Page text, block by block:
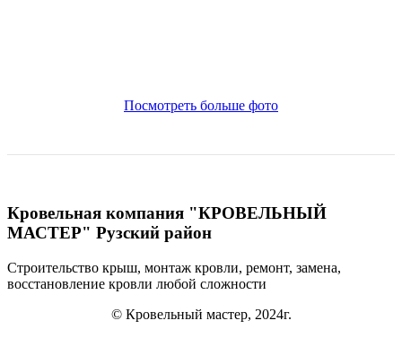
Посмотреть больше фото
Кровельная компания "КРОВЕЛЬНЫЙ
МАСТЕР" Рузский район
Строительство крыш, монтаж кровли, ремонт, замена,
восстановление кровли любой сложности
© Кровельный мастер, 2024г.